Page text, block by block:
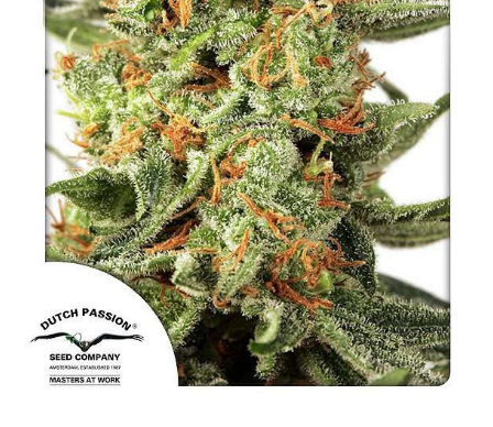
PROMOCJA TYGODNIA
Dla Początkujących
Indoor w Domu
Outdoor na Dworze
Półautomaty Outdoor
Automaty XXL